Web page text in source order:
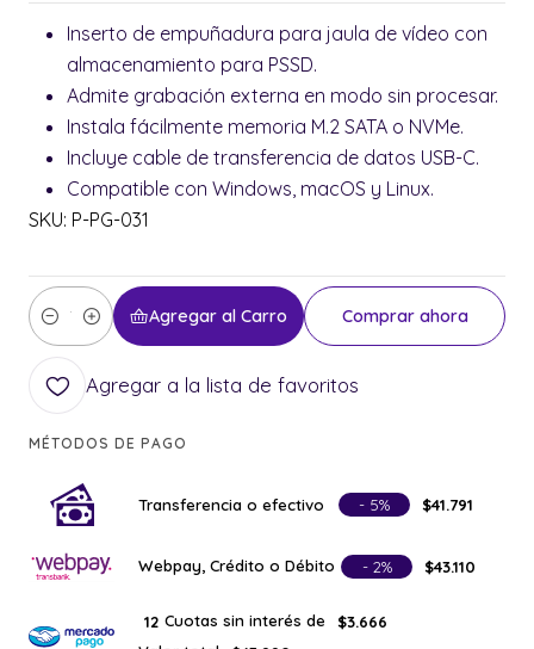
Inserto de empuñadura para jaula de vídeo con
almacenamiento para PSSD.
Admite grabación externa en modo sin procesar.
Instala fácilmente memoria M.2 SATA o NVMe.
Incluye cable de transferencia de datos USB-C.
Compatible con Windows, macOS y Linux.
SKU: P-PG-031
Cantidad
Agregar al Carro Comprar ahora
Agregar a la lista de favoritos
MÉTODOS DE PAGO
Transferencia o efectivo - 5% $41.791
Webpay, Crédito o Débito - 2% $43.110
12 Cuotas sin interés de
$3.666